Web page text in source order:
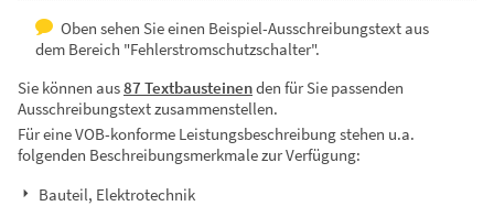
Oben sehen Sie einen Beispiel-Ausschreibungstext aus
dem Bereich "Fehlerstromschutzschalter".
Sie können aus87 Textbausteinenden für Sie passenden
Ausschreibungstext zusammenstellen.
Für eine VOB-konforme Leistungsbeschreibung stehen u.a.
folgenden Beschreibungsmerkmale zur Verfügung:
Bauteil, Elektrotechnik